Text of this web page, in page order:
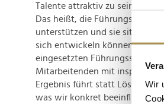
Wir
Talente attraktiv zu sein,
Das heißt, die Führungskräfte
unterstützen und sie
sich entwickeln können. Das
eingesetzten Führungsstil-
Mitarbeitenden mit
Ergebnis führt statt Lösungen
was wir konkret beeinflussen